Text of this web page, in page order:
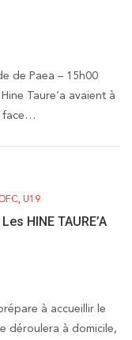
de Paea – 15h00
Taure’a avaient à
face…
, U19
HINE TAURE’A
à accueillir le
déroulera à domicile,